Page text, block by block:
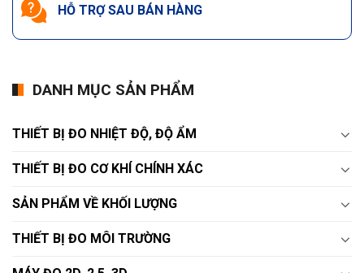
HỖ TRỢ SAU BÁN HÀNG
DANH MỤC SẢN PHẨM
THIẾT BỊ ĐO NHIỆT ĐỘ, ĐỘ ẨM
THIẾT BỊ ĐO CƠ KHÍ CHÍNH XÁC
SẢN PHẨM VỀ KHỐI LƯỢNG
THIẾT BỊ ĐO MÔI TRƯỜNG